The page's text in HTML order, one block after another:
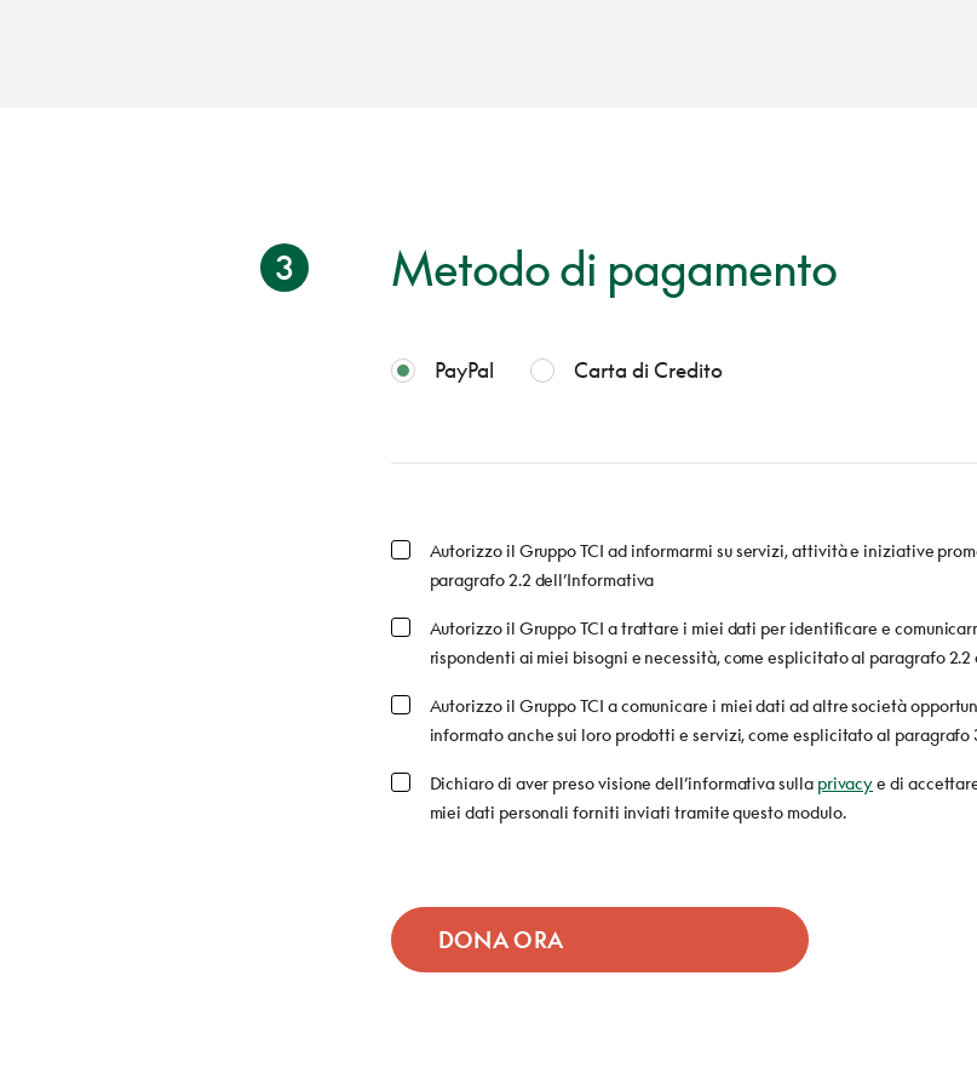
3 Metodo di pagamento
PayPal Carta di Credito
Autorizzo il Gruppo TCI ad informarmi su servizi, attività e iniziative
paragrafo 2.2 dell’Informativa
Autorizzo il Gruppo TCI a trattare i miei dati per identificare e
rispondenti ai miei bisogni e necessità, come esplicitato al paragrafo 2.2
Autorizzo il Gruppo TCI a comunicare i miei dati ad altre società
informato anche sui loro prodotti e servizi, come esplicitato al paragrafo
Dichiaro di aver preso visione dell’informativa sulla privacye di
miei dati personali forniti inviati tramite questo modulo.
DONA ORA